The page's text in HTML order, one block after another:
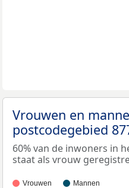
Vrouwen en
postcodegebied
60% van de inwoners in
staat als vrouw
Vrouwen Mannen